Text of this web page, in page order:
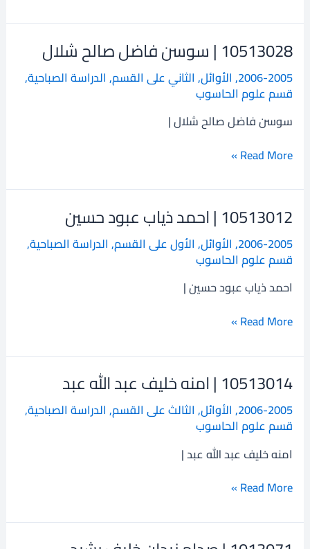
10513028 | سوسن فاضل صالح شلال
2006-2005
, الأوائل, الثاني على القسم, الدراسة الصباحية,
قسم علوم الحاسوب
سوسن فاضل صالح شلال |
10513028
سوسن
فاضل
صالح
شلال
Read More »
10513012 | احمد ذياب عبود حسين
2006-2005
, الأوائل, الأول على القسم, الدراسة الصباحية,
قسم علوم الحاسوب
احمد ذياب عبود حسين |
10513012
احمد
ذياب
عبود
حسين
Read More »
10513014 | امنه خليف عبد الله عبد
2006-2005
, الأوائل, الثالث على القسم, الدراسة الصباحية,
قسم علوم الحاسوب
امنه خليف عبد الله عبد |
10513014
امنه
خليف
عبد
الله
عبد
Read More »